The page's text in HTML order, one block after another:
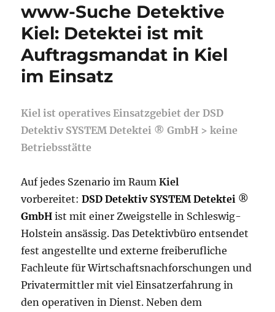
www-Suche Detektive
Kiel: Detektei ist mit
Auftragsmandat in Kiel
im Einsatz
Kiel ist operatives Einsatzgebiet der DSD
Detektiv SYSTEM Detektei ® GmbH > keine
Betriebsstätte
Auf jedes Szenario im RaumKiel
vorbereitet:DSD Detektiv SYSTEM Detektei ®
GmbH ist mit einer Zweigstelle in Schleswig-
Holstein ansässig. Das Detektivbüro entsendet
fest angestellte und externe freiberufliche
Fachleute für Wirtschaftsnachforschungen und
Privatermittler mit viel Einsatzerfahrung in
den operativen in Dienst. Neben dem